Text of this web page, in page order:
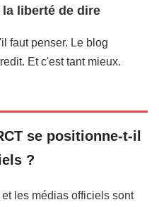
liberté de dire
faut penser. Le blog
Et c'est tant mieux.
se positionne-t-il
?
les médias officiels sont